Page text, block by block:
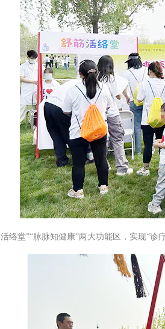
活络堂”“脉脉知健康”两大功能区，实现“